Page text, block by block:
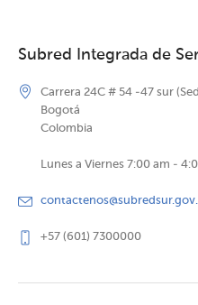
Subred Integrada de
Carrera 24C # 54 -47 sur
Bogotá
Colombia
Lunes a Viernes 7:00 am -
+57 (601) 7300000